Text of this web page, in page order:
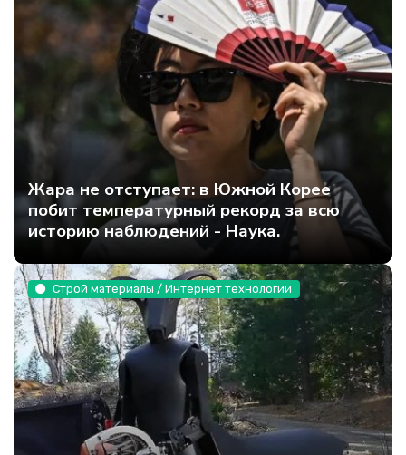
Жара не отступает: в Южной Корее
побит температурный рекорд за всю
историю наблюдений - Наука.
Строй материалы / Интернет технологии